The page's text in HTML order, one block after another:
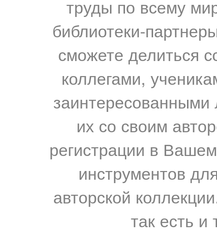
труды по всему
библиотеки-
сможете делиться
коллегами,
их со своим
регистрации в
инструментов
авторской
так есть и